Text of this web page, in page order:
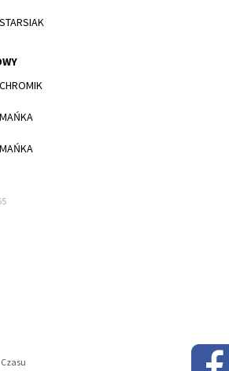
STARSIAK
CHROMIK
MAŃKA
MAŃKA